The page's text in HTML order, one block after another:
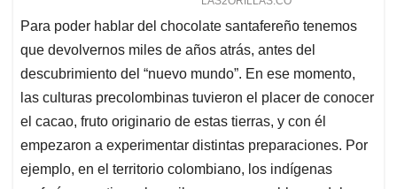
Para poder hablar del chocolate santafereño tenemos
que devolvernos miles de años atrás, antes del
descubrimiento del “nuevo mundo”. En ese momento,
las culturas precolombinas tuvieron el placer de conocer
el cacao, fruto originario de estas tierras, y con él
empezaron a experimentar distintas preparaciones. Por
ejemplo, en el territorio colombiano, los indígenas